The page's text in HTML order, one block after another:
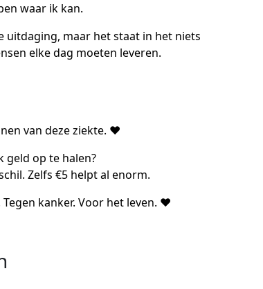
waar ik kan.
uitdaging, maar het staat in het niets
elke dag moeten leveren.
van deze ziekte. ❤️
geld op te halen?
Zelfs €5 helpt al enorm.
kanker. Voor het leven. ❤️